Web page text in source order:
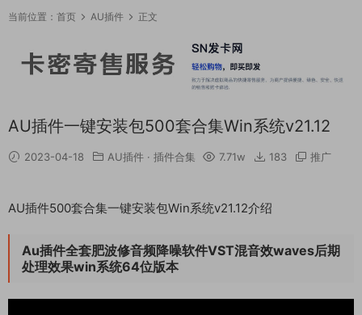
当前位置： 首页 AU插件 正文
AU插件一键安装包500套合集Win系统v21.12
2023-04-18 AU插件 · 插件合集 7.71w 183 推广
AU插件500套合集一键安装包Win系统v21.12介绍
Au插件全套肥波修音频降噪软件VST混音效waves后期
处理效果win系统64位版本